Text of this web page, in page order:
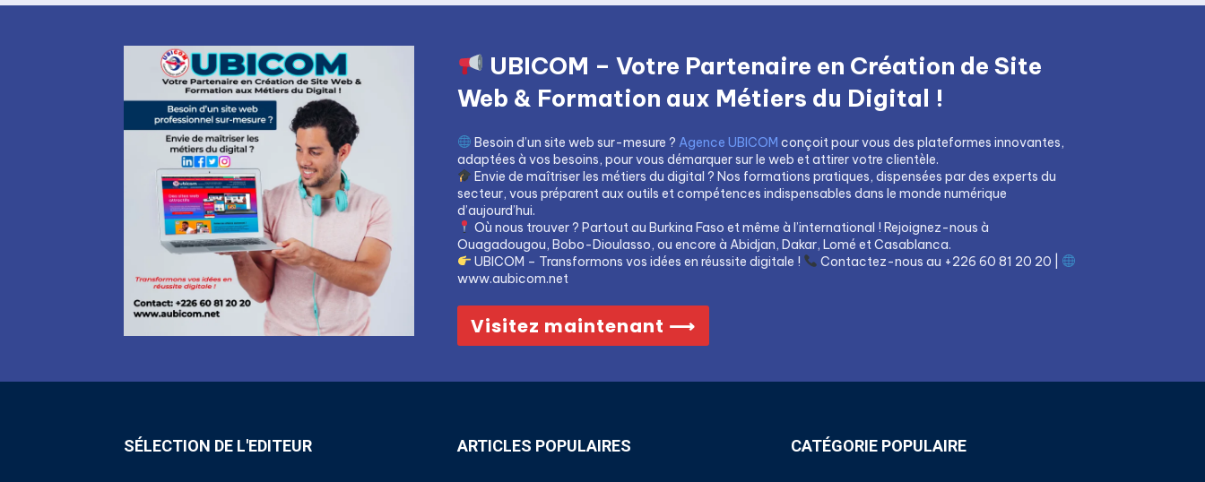
UBICOM – Votre Partenaire en Création de Site
Web & Formation aux Métiers du Digital !
Besoin d’un site web sur-mesure ? Agence UBICOM conçoit pour vous des plateformes innovantes,
adaptées à vos besoins, pour vous démarquer sur le web et attirer votre clientèle.
Envie de maîtriser les métiers du digital ? Nos formations pratiques, dispensées par des experts du
secteur, vous préparent aux outils et compétences indispensables dans le monde numérique
d’aujourd’hui.
Où nous trouver ? Partout au Burkina Faso et même à l’international ! Rejoignez-nous à
Ouagadougou, Bobo-Dioulasso, ou encore à Abidjan, Dakar, Lomé et Casablanca.
UBICOM – Transformons vos idées en réussite digitale !
Contactez-nous au +226 60 81 20 20 |
www.aubicom.net
Visitez maintenant ⟶
SÉLECTION DE L'EDITEUR ARTICLES POPULAIRES CATÉGORIE POPULAIRE